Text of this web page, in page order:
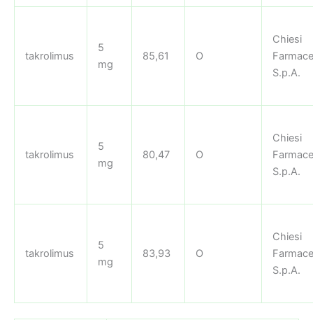
takrolimus
5
mg
85,61 O
Chiesi
S.p.A.
takrolimus
5
mg
80,47 O
Chiesi
S.p.A.
takrolimus
5
mg
83,93 O
Chiesi
S.p.A.